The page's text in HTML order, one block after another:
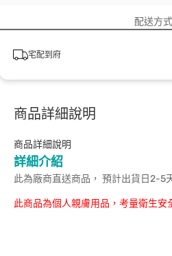
配送方式
宅配到府
商品詳細說明
商品詳細說明
詳細介紹
此為廠商直送商品， 預計出貨日2-5
此商品為個人親膚用品，考量衛生安